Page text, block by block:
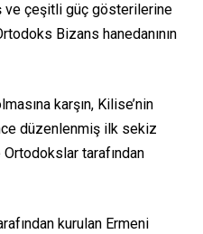
ve çeşitli güç gösterilerine
Bizans hanedanının
karşın, Kilise’nin
düzenlenmiş ilk sekiz
tarafından
kurulan Ermeni